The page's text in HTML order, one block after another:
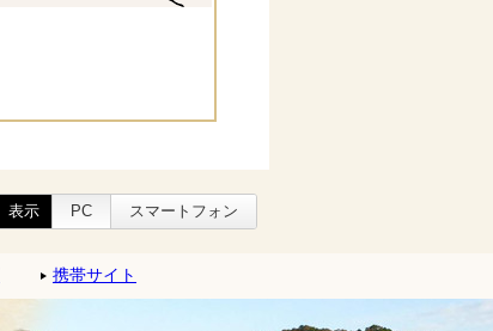
表示 PC スマートフォン
携帯サイト